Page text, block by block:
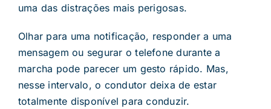
uma das distrações mais perigosas.
Olhar para uma notificação, responder a uma
mensagem ou segurar o telefone durante a
marcha pode parecer um gesto rápido. Mas,
nesse intervalo, o condutor deixa de estar
totalmente disponível para conduzir.